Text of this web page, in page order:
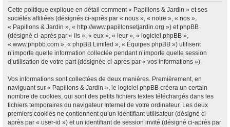
Cette politique explique en détail comment « Papillons & Jardin » et ses
sociétés affiliées (désignés ci-après par « nous », « notre », « nos »,
« Papillons & Jardin », « http://www.papillonsetjardin.org ») et phpBB
(désigné ci-après par « ils », « eux », « leur », « logiciel phpBB »,
« www.phpbb.com », « phpBB Limited », « Équipes phpBB ») utilisent
n’importe quelle information collectée pendant n’importe quelle session
d’utilisation de votre part (désignée ci-après par « vos informations »).
Vos informations sont collectées de deux manières. Premièrement, en
naviguant sur « Papillons & Jardin », le logiciel phpBB créera un certain
nombre de cookies, qui sont des petits fichiers textes téléchargés dans les
fichiers temporaires du navigateur Internet de votre ordinateur. Les deux
premiers cookies ne contiennent qu’un identifiant utilisateur (désigné ci-
après par « user-id ») et un identifiant de session invité (désigné ci-après par